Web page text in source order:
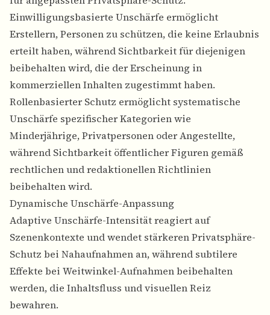
Einwilligungsbasierte Unschärfe ermöglicht
Erstellern, Personen zu schützen, die keine Erlaubnis
erteilt haben, während Sichtbarkeit für diejenigen
beibehalten wird, die der Erscheinung in
kommerziellen Inhalten zugestimmt haben.
Rollenbasierter Schutz ermöglicht systematische
Unschärfe spezifischer Kategorien wie
Minderjährige, Privatpersonen oder Angestellte,
während Sichtbarkeit öffentlicher Figuren gemäß
rechtlichen und redaktionellen Richtlinien
beibehalten wird.
Dynamische Unschärfe-Anpassung
Adaptive Unschärfe-Intensität reagiert auf
Szenenkontexte und wendet stärkeren Privatsphäre-
Schutz bei Nahaufnahmen an, während subtilere
Effekte bei Weitwinkel-Aufnahmen beibehalten
werden, die Inhaltsfluss und visuellen Reiz
bewahren.